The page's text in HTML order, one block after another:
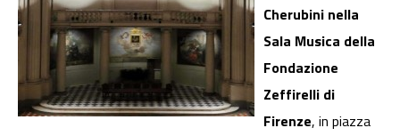
Cherubini nella
Sala Musica della
Fondazione
Zeffirelli di
Firenze, in piazza